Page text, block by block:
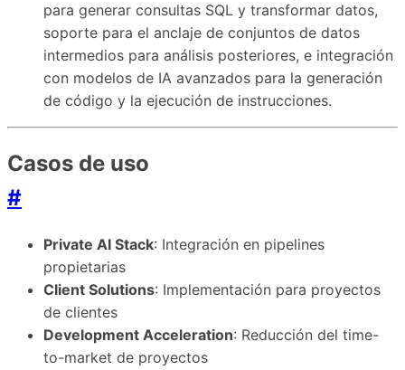
para generar consultas SQL y transformar datos,
soporte para el anclaje de conjuntos de datos
intermedios para análisis posteriores, e integración
con modelos de IA avanzados para la generación
de código y la ejecución de instrucciones.
Casos de uso
#
Private AI Stack: Integración en pipelines
propietarias
Client Solutions: Implementación para proyectos
de clientes
Development Acceleration: Reducción del time-
to-market de proyectos